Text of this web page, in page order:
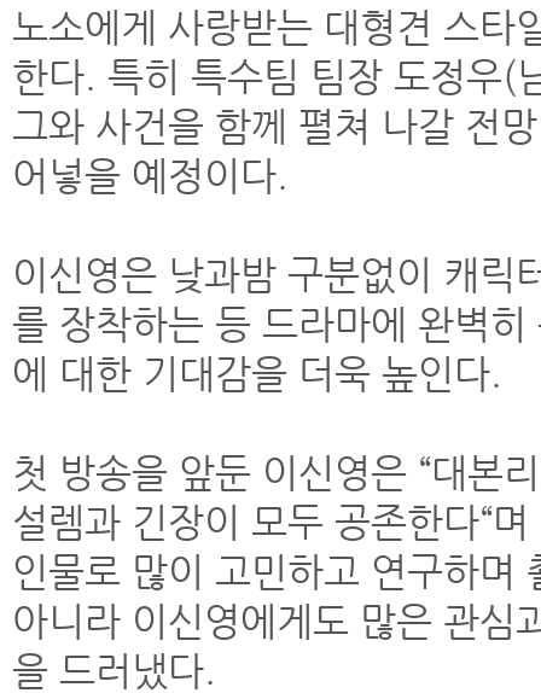
노소에게 사랑받는 대형견 스타
한다. 특히 특수팀 팀장 도정우(
그와 사건을 함께 펼쳐 나갈 전
어넣을 예정이다.
이신영은 낮과밤 구분없이 캐릭
를 장착하는 등 드라마에 완벽
에 대한 기대감을 더욱 높인다.
첫 방송을 앞둔 이신영은 “대본
설렘과 긴장이 모두 공존한다“
인물로 많이 고민하고 연구하며
아니라 이신영에게도 많은 관심
을 드러냈다.